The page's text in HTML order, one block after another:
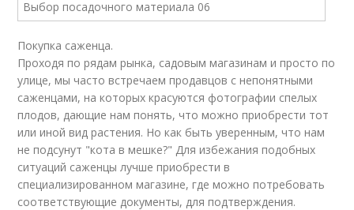
Покупка саженца.
Проходя по рядам рынка, садовым магазинам и просто по
улице, мы часто встречаем продавцов с непонятными
саженцами, на которых красуются фотографии спелых
плодов, дающие нам понять, что можно приобрести тот
или иной вид растения. Но как быть уверенным, что нам
не подсунут "кота в мешке?" Для избежания подобных
ситуаций саженцы лучше приобрести в
специализированном магазине, где можно потребовать
соответствующие документы, для подтверждения.